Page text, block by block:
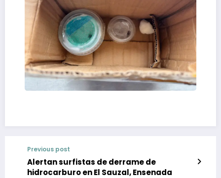
Previous post
Alertan surfistas de derrame de
hidrocarburo en El Sauzal, Ensenada